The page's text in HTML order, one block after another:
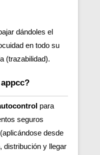
dándoles el
en todo su
(trazabilidad).
para
seguros
desde
distribución y llegar